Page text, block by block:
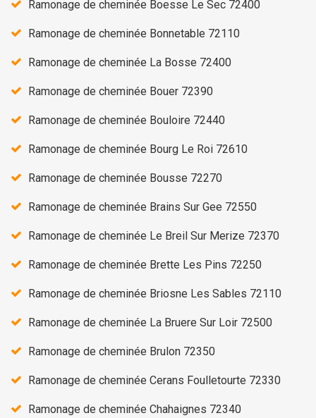
Ramonage de cheminée Boesse Le Sec 72400
Ramonage de cheminée Bonnetable 72110
Ramonage de cheminée La Bosse 72400
Ramonage de cheminée Bouer 72390
Ramonage de cheminée Bouloire 72440
Ramonage de cheminée Bourg Le Roi 72610
Ramonage de cheminée Bousse 72270
Ramonage de cheminée Brains Sur Gee 72550
Ramonage de cheminée Le Breil Sur Merize 72370
Ramonage de cheminée Brette Les Pins 72250
Ramonage de cheminée Briosne Les Sables 72110
Ramonage de cheminée La Bruere Sur Loir 72500
Ramonage de cheminée Brulon 72350
Ramonage de cheminée Cerans Foulletourte 72330
Ramonage de cheminée Chahaignes 72340